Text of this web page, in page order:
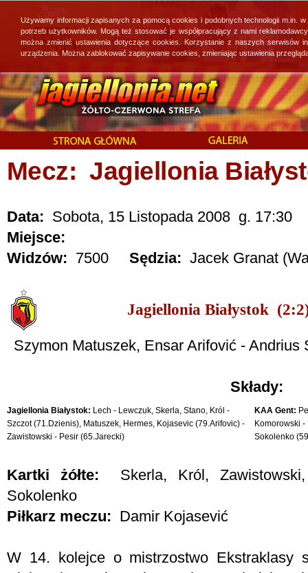
Mecz: Jagiellonia
Data: Sobota, 15 Listopada 2008 g. 17:30
Miejsce:
Widzów: 7500 Sędzia: Jacek Granat
Jagiellonia Białystok
Szymon Matuszek, Ensar Arifović - Andrius
Składy:
Jagiellonia Białystok: Lech - Lewczuk, Skerla, Stano, Król -
Szczot (71.Dzienis), Matuszek, Hermes, Kojasevic (79.Arifovic) -
Zawistowski - Pesir (65.Jarecki)
KAA Gent:
Komorowski
Sokolenko
Kartki żółte: Skerla, Król,
Sokolenko
Piłkarz meczu: Damir Kojasević
W 14. kolejce o mistrzostwo Ekstraklasy
Używamy informacji zapisanych za pomocą cookies i podobnych technologii
potrzeb użytkowników. Mogą też stosować je współpracujący z nami
można zmienić ustawienia dotyczące cookies. Korzystanie z naszych
urządzenia. Można zablokować zapisywanie cookies, zmieniając ustawienia